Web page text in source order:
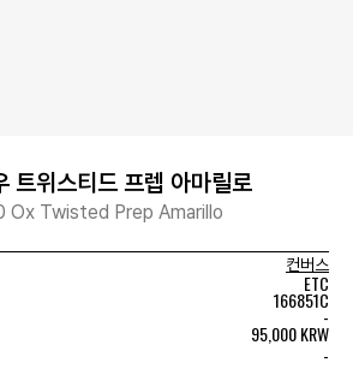
트위스티드 프렙 아마릴로
Ox Twisted Prep Amarillo
컨버스
ETC
166851C
-
95,000 KRW
-